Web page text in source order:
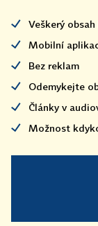
Veškerý obsah
Mobilní
Bez reklam
Odemykejte
Články v
Možnost